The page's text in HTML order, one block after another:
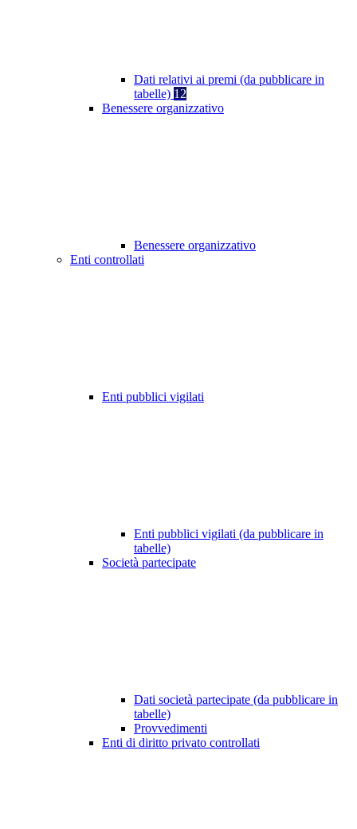
Dati relativi ai premi (da pubblicare in
tabelle) 12
Benessere organizzativo
Benessere organizzativo
Enti controllati
Enti pubblici vigilati
Enti pubblici vigilati (da pubblicare in
tabelle)
Società partecipate
Dati società partecipate (da pubblicare in
tabelle)
Provvedimenti
Enti di diritto privato controllati